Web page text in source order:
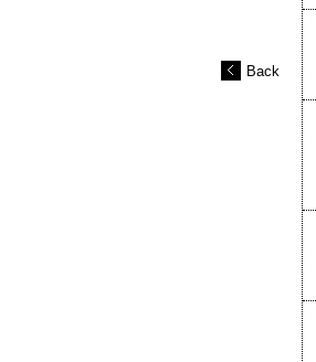
Back